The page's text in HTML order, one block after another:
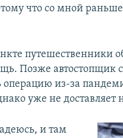
что со мной раньше
путешественники
Позже автостопщик
операцию из-за
уже не доставляет
и там